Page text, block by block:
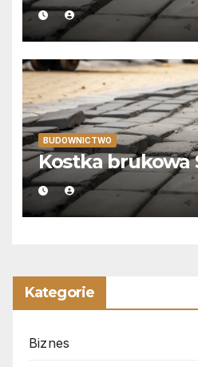
BUDOWNICTWO
Kostka brukowa
Kategorie
Biznes